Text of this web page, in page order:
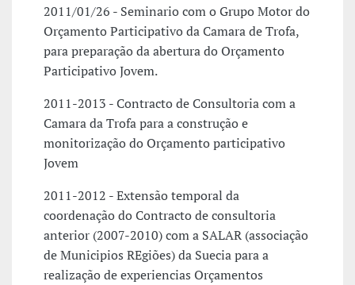
2011/01/26 - Seminario com o Grupo Motor do
Orçamento Participativo da Camara de Trofa,
para preparação da abertura do Orçamento
Participativo Jovem.
2011-2013 - Contracto de Consultoria com a
Camara da Trofa para a construção e
monitorização do Orçamento participativo
Jovem
2011-2012 - Extensão temporal da
coordenação do Contracto de consultoria
anterior (2007-2010) com a SALAR (associação
de Municipios REgiões) da Suecia para a
realização de experiencias Orçamentos